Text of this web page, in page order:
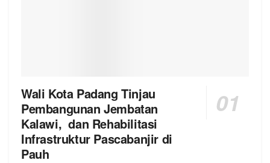
Wali Kota Padang Tinjau
Pembangunan Jembatan
Kalawi, dan Rehabilitasi
Infrastruktur Pascabanjir di
Pauh